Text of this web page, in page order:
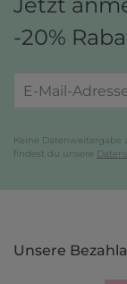
-20%
Keine Datenweitergabe
findest du unsere
Unsere